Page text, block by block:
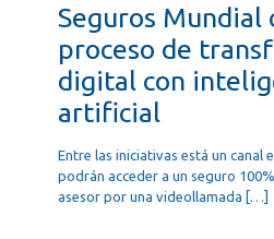
Seguros Mundial
proceso de
digital con
artificial
Entre las iniciativas está un canal
podrán acceder a un seguro
asesor por una videollamada […]